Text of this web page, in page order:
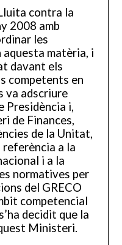
contra la
2008 amb
les
matèria, i
davant els
competents en
va adscriure
Presidència i,
de Finances,
de la Unitat,
referència a la
i a la
normatives per
del GRECO
competencial
decidit que la
Ministeri.